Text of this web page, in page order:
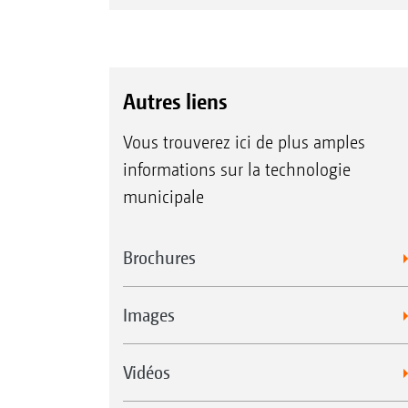
Saisissez le numéro de votre
maximales de votre machine
Autres liens
Vous trouverez ici de plus amples
informations sur la technologie
municipale
Brochures
Images
Vidéos